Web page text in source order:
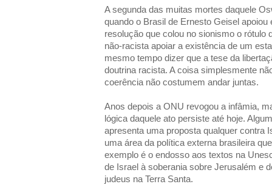
A segunda das muitas mortes daquele
quando o Brasil de Ernesto Geisel
resolução que colou no sionismo o rótulo
não-racista apoiar a existência de um
mesmo tempo dizer que a tese da
doutrina racista. A coisa simplesmente
coerência não costumem andar juntas.
Anos depois a ONU revogou a infâmia,
lógica daquele ato persiste até hoje.
apresenta uma proposta qualquer contra
uma área da política externa brasileira
exemplo é o endosso aos textos na
de Israel à soberania sobre Jerusalém e
judeus na Terra Santa.